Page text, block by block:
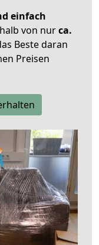
einfach
von nurca.
Beste daran
Preisen